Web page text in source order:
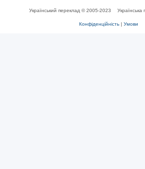
Український переклад © 2005-2023 Українська
Конфіденційність | Умови